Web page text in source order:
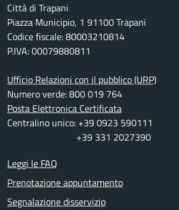
Città di Trapani
Piazza Municipio, 1 91100 Trapani
Codice fiscale: 80003210814
P.IVA: 00079880811
Ufficio Relazioni con il pubblico (URP)
Numero verde: 800 019 764
Posta Elettronica Certificata
Centralino unico: +39 0923 590111
+39 331 2027390
Leggi le FAQ
Prenotazione appuntamento
Segnalazione disservizio